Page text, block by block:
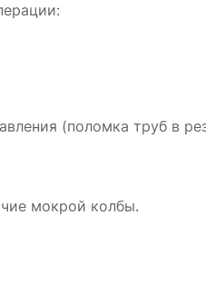
(поломка труб в
мокрой колбы.